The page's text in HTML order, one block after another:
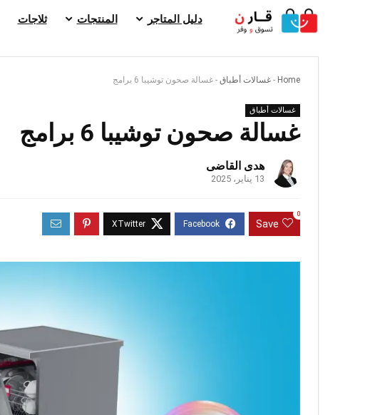
دليل المتاجر المنتجات ثلاجات
Home
- غسالات أطباق - غسالة صحون توشيبا 6 برامج
غسالات أطباق
غسالة صحون توشيبا 6 برامج
هدى القاضى
13 يناير، 2025
Save
0